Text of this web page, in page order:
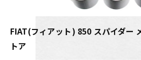
FIAT(フィアット) 850 スパイダー
トア